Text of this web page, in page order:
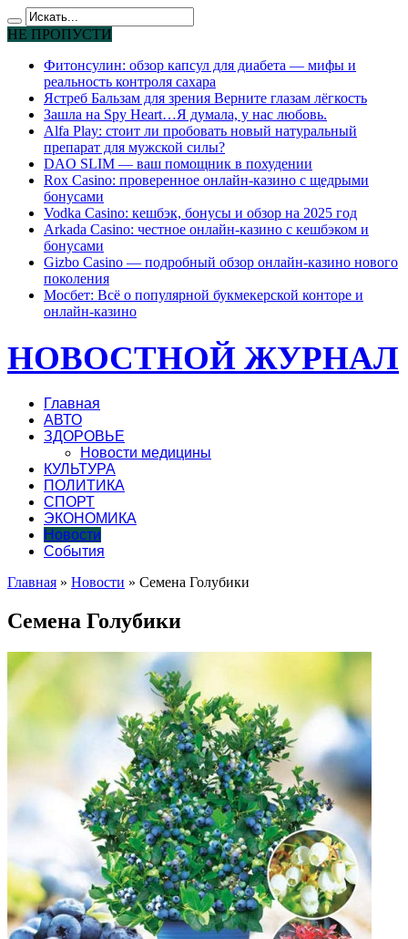
НЕ ПРОПУСТИ
Фитонсулин: обзор капсул для диабета — мифы и
реальность контроля сахара
Ястреб Бальзам для зрения Верните глазам лёгкость
Зашла на Spy Heart…Я думала, у нас любовь.
Alfa Play: стоит ли пробовать новый натуральный
препарат для мужской силы?
DAO SLIM — ваш помощник в похудении
Rox Casino: проверенное онлайн-казино с щедрыми
бонусами
Vodka Casino: кешбэк, бонусы и обзор на 2025 год
Arkada Casino: честное онлайн-казино с кешбэком и
бонусами
Gizbo Casino — подробный обзор онлайн-казино нового
поколения
Мосбет: Всё о популярной букмекерской конторе и
онлайн-казино
НОВОСТНОЙ ЖУРНАЛ
Главная
АВТО
ЗДОРОВЬЕ
Новости медицины
КУЛЬТУРА
ПОЛИТИКА
СПОРТ
ЭКОНОМИКА
Новости
События
Главная » Новости » Семена Голубики
Семена Голубики